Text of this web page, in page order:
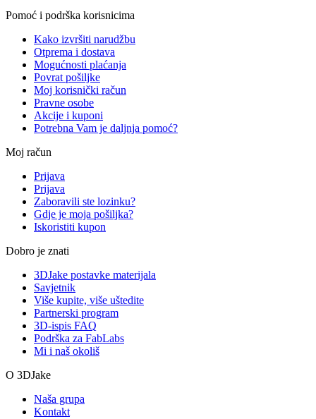
Pomoć i podrška korisnicima
Kako izvršiti narudžbu
Otprema i dostava
Mogućnosti plaćanja
Povrat pošiljke
Moj korisnički račun
Pravne osobe
Akcije i kuponi
Potrebna Vam je daljnja pomoć?
Moj račun
Prijava
Prijava
Zaboravili ste lozinku?
Gdje je moja pošiljka?
Iskoristiti kupon
Dobro je znati
3DJake postavke materijala
Savjetnik
Više kupite, više uštedite
Partnerski program
3D-ispis FAQ
Podrška za FabLabs
Mi i naš okoliš
O 3DJake
Naša grupa
Kontakt